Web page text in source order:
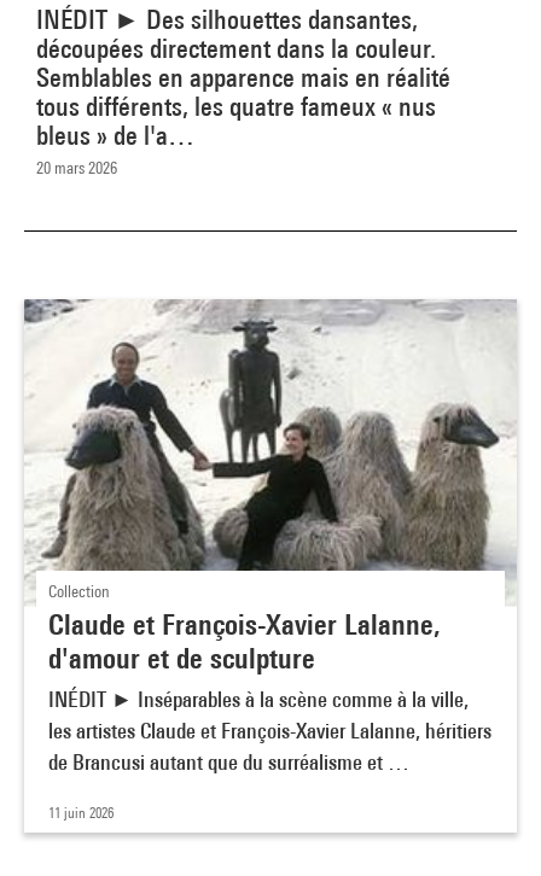
INÉDIT ► Des silhouettes dansantes,
découpées directement dans la couleur.
Semblables en apparence mais en réalité
tous différents, les quatre fameux « nus
bleus » de l'a…
20 mars 2026
Collection
Claude et François-Xavier Lalanne,
d'amour et de sculpture
INÉDIT ► Inséparables à la scène comme à la ville,
les artistes Claude et François-Xavier Lalanne, héritiers
de Brancusi autant que du surréalisme et …
11 juin 2026